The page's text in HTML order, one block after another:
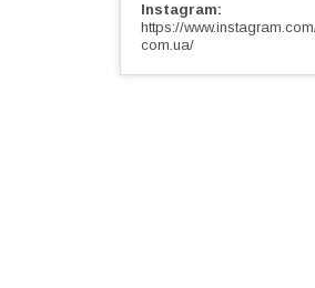
Instagram
https://
com.ua/